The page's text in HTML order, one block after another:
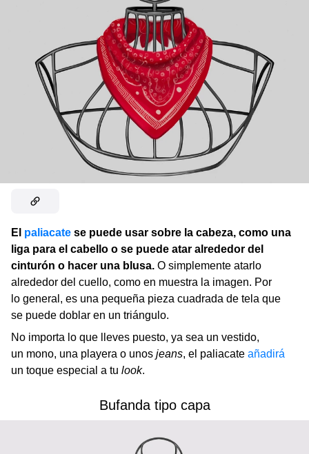
El paliacate se puede usar sobre la cabeza, como una
liga para el cabello o se puede atar alrededor del
cinturón o hacer una blusa. O simplemente atarlo
alrededor del cuello, como en muestra la imagen. Por
lo general, es una pequeña pieza cuadrada de tela que
se puede doblar en un triángulo.
No importa lo que lleves puesto, ya sea un vestido,
un mono, una playera o unos jeans, el paliacate añadirá
un toque especial a tu look.
Bufanda tipo capa